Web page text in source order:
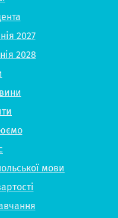
2027
2028
мови